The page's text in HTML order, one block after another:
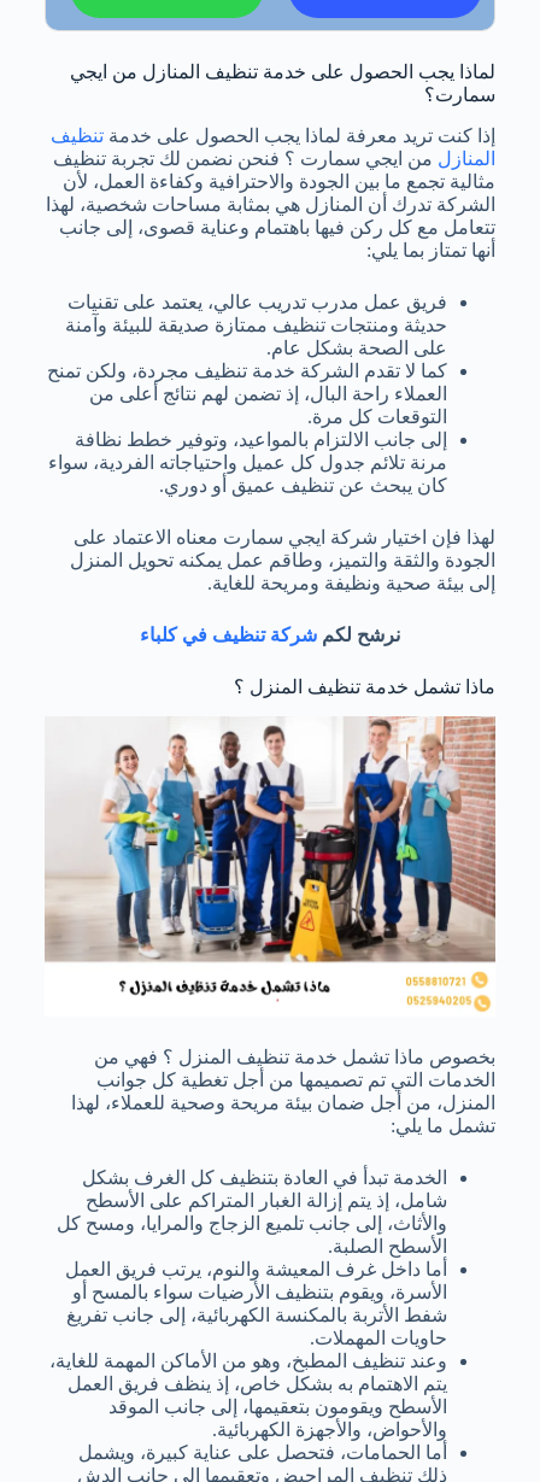
لماذا يجب الحصول على خدمة تنظيف المنازل من ايجي
سمارت؟
إذا كنت تريد معرفة لماذا يجب الحصول على خدمة تنظيف
المنازل من ايجي سمارت ؟ فنحن نضمن لك تجربة تنظيف
مثالية تجمع ما بين الجودة والاحترافية وكفاءة العمل، لأن
الشركة تدرك أن المنازل هي بمثابة مساحات شخصية، لهذا
تتعامل مع كل ركن فيها باهتمام وعناية قصوى، إلى جانب
أنها تمتاز بما يلي:
فريق عمل مدرب تدريب عالي، يعتمد على تقنيات
حديثة ومنتجات تنظيف ممتازة صديقة للبيئة وآمنة
على الصحة بشكل عام.
كما لا تقدم الشركة خدمة تنظيف مجردة، ولكن تمنح
العملاء راحة البال، إذ تضمن لهم نتائج أعلى من
التوقعات كل مرة.
إلى جانب الالتزام بالمواعيد، وتوفير خطط نظافة
مرنة تلائم جدول كل عميل واحتياجاته الفردية، سواء
كان يبحث عن تنظيف عميق أو دوري.
لهذا فإن اختيار شركة ايجي سمارت معناه الاعتماد على
الجودة والثقة والتميز، وطاقم عمل يمكنه تحويل المنزل
إلى بيئة صحية ونظيفة ومريحة للغاية.
نرشح لكم شركة تنظيف في كلباء
ماذا تشمل خدمة تنظيف المنزل ؟
بخصوص ماذا تشمل خدمة تنظيف المنزل ؟ فهي من
الخدمات التي تم تصميمها من أجل تغطية كل جوانب
المنزل، من أجل ضمان بيئة مريحة وصحية للعملاء، لهذا
تشمل ما يلي:
الخدمة تبدأ في العادة بتنظيف كل الغرف بشكل
شامل، إذ يتم إزالة الغبار المتراكم على الأسطح
والأثاث، إلى جانب تلميع الزجاج والمرايا، ومسح كل
الأسطح الصلبة.
أما داخل غرف المعيشة والنوم، يرتب فريق العمل
الأسرة، ويقوم بتنظيف الأرضيات سواء بالمسح أو
شفط الأتربة بالمكنسة الكهربائية، إلى جانب تفريغ
حاويات المهملات.
وعند تنظيف المطبخ، وهو من الأماكن المهمة للغاية،
يتم الاهتمام به بشكل خاص، إذ ينظف فريق العمل
الأسطح ويقومون بتعقيمها، إلى جانب الموقد
والأحواض، والأجهزة الكهربائية.
أما الحمامات، فتحصل على عناية كبيرة، ويشمل
ذلك تنظيف المراحيض وتعقيمها إلى جانب الدش